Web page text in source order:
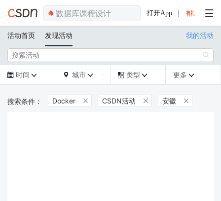
打开App
活动首页 发现活动 我的活动

 时间   城市   类型  更多 
Docker  CSDN活动  安徽 